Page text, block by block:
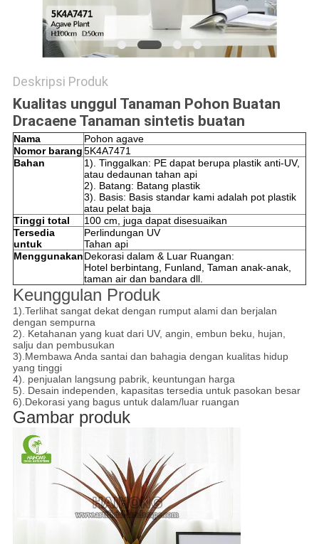
PRIVASI
Deskripsi Produk
Kualitas unggul Tanaman Pohon Buatan
Dracaene Tanaman sintetis buatan
Nama
Pohon agave
Nomor barang5K4A7471
Bahan
1). Tinggalkan: PE dapat berupa plastik anti-UV,
atau dedaunan tahan api
2). Batang: Batang plastik
3). Basis: Basis standar kami adalah pot plastik
atau pelat baja
Tinggi total
100 cm, juga dapat disesuaikan
Tersedia
untuk
Perlindungan UV
Tahan api
MenggunakanDekorasi dalam & Luar Ruangan:
Hotel berbintang, Funland, Taman anak-anak,
taman air dan bandara dll.
Keunggulan Produk
1).Terlihat sangat dekat dengan rumput alami dan berjalan
dengan sempurna
2). Ketahanan yang kuat dari UV, angin, embun beku, hujan,
salju dan pembusukan
3).Membawa Anda santai dan bahagia dengan kualitas hidup
yang tinggi
4). penjualan langsung pabrik, keuntungan harga
5). Desain independen, kapasitas tersedia untuk pasokan besar
6).Dekorasi yang bagus untuk dalam/luar ruangan
Gambar produk